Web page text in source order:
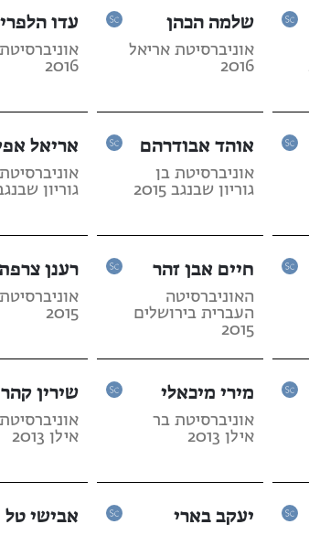
שלמה הכהן
אוניברסיטת אריאל
2016
עדו
2016
אוהד אבודרהם
אוניברסיטת בן
גוריון שבנגב 2015
אריאל
גוריון שבנגב
חיים אבן זהר
האוניברסיטה
העברית בירושלים
2015
רענן
2015
מירי מיכאלי
אוניברסיטת בר
אילן 2013
שירין
אילן 2013
יעקב בארי אבישי טל